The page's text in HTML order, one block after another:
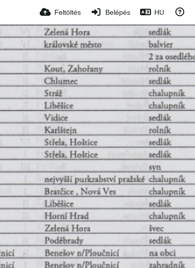
Feltöltés Belépés HU